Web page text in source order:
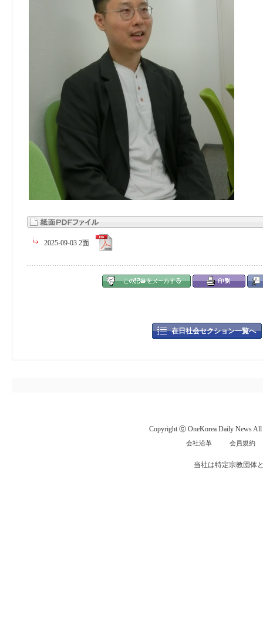
2025-09-03 2面
在日社会セクション一覧へ
Copyright ⓒ OneKorea Daily News All
会社沿革 会員規約
当社は特定宗教団体